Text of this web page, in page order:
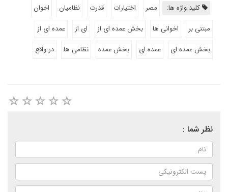
کلید واژه ها: مصر اختیارات قدرت نظامیان
اخوان
مبتنی بر
اخوانی ها بخش عمده ای از ای از
عمده ای از
بخش عمده ای
عمده ای بخش عمده نظامی ها در واقع
نظر شما :